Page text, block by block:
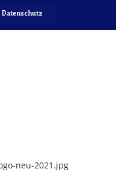
Datenschutz